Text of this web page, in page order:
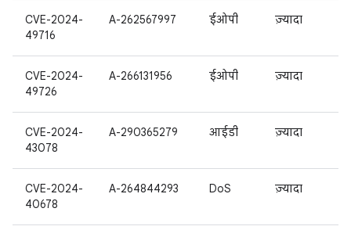
CVE-2024-
49716
A-262567997 ईओपी ज़्यादा
CVE-2024-
49726
A-266131956 ईओपी ज़्यादा
CVE-2024-
43078
A-290365279 आईडी ज़्यादा
CVE-2024-
40678
A-264844293 DoS ज़्यादा